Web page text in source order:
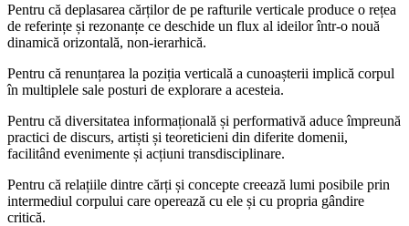
Pentru că deplasarea cărților de pe rafturile verticale produce o rețea
de referințe și rezonanțe ce deschide un flux al ideilor într-o nouă
dinamică orizontală, non-ierarhică.
Pentru că renunțarea la poziția verticală a cunoașterii implică corpul
în multiplele sale posturi de explorare a acesteia.
Pentru că diversitatea informațională și performativă aduce împreună
practici de discurs, artiști și teoreticieni din diferite domenii,
facilitând evenimente și acțiuni transdisciplinare.
Pentru că relațiile dintre cărți și concepte creează lumi posibile prin
intermediul corpului care operează cu ele și cu propria gândire
critică.